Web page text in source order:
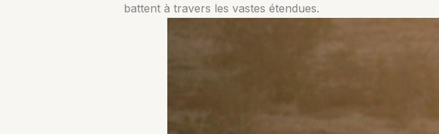
battent à travers les vastes étendues.